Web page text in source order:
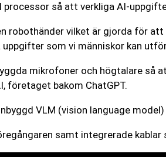
processor så att verkliga AI-
robothänder vilket är gjorda för
som vi människor kan
mikrofoner och högtalare så
företaget bakom ChatGPT.
VLM (vision language
samt integrerade kablar